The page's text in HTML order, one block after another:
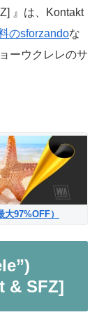
』は、Kontakt
のsforzandoな
ーウクレレのサ
97%OFF）
& SFZ]